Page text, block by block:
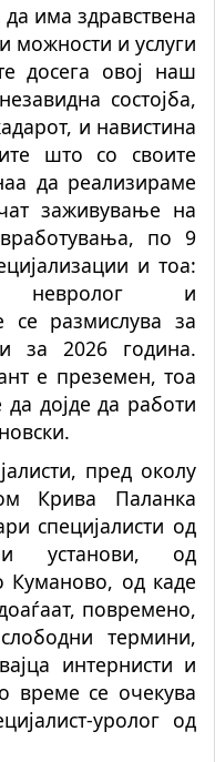
- тракторите““
има здравствена
можности и услуги
досега овој наш
состојба,
и навистина
што со своите
да реализираме
заживување на
по 9
и тоа:
невролог и
се размислува за
за 2026 година.
е преземен, тоа
дојде да работи
пред околу
Крива Паланка
специјалисти од
установи, од
од каде
повремено,
термини,
интернисти и
време се очекува
уролог од